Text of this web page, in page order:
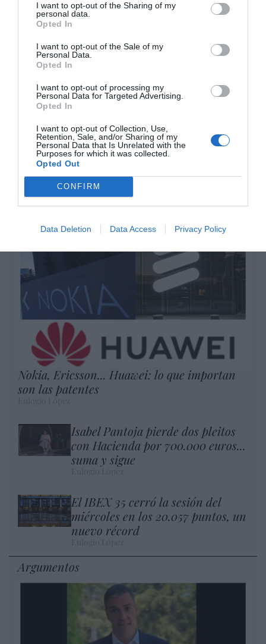
I want to opt-out of the Sharing of my
personal data.
Opted In
I want to opt-out of the Sale of my
Personal Data.
Opted In
I want to opt-out of processing my
Personal Data for Targeted Advertising.
Opted In
I want to opt-out of Collection, Use,
Retention, Sale, and/or Sharing of my
Personal Data that Is Unrelated with the
Purposes for which it was collected.
Opted Out
CONFIRM
Data Deletion Data Access Privacy Policy
Actualidad en los MERCADOS
Opinión
Enormes minucias
Nokia, Ericsson... Huawei: lo que importan
son las patentes
Isabel Pantoja pierde dos pleitos
con Hacienda por 700.000 euros...
suma y sigue
El IBEX 35 cerró la sesión del
miércoles en los 20.057 puntos, un
nuevo récord
Argumentos